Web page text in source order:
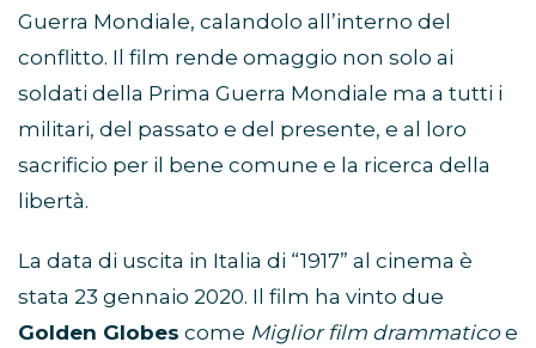
Guerra Mondiale, calandolo all’interno del
conflitto. Il film rende omaggio non solo ai
soldati della Prima Guerra Mondiale ma a tutti i
militari, del passato e del presente, e al loro
sacrificio per il bene comune e la ricerca della
libertà.
La data di uscita in Italia di “1917” al cinema è
stata 23 gennaio 2020. Il film ha vinto due
Golden Globes come Miglior film drammaticoe